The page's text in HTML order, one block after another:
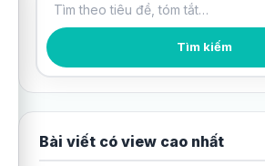
Tìm kiếm bài viết Tìm kiếm
Bài viết có view cao nhất